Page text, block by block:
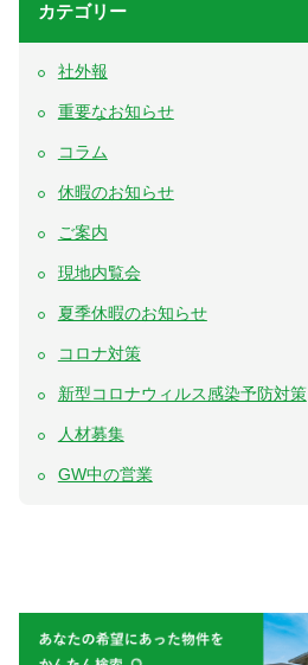
カテゴリー
社外報
重要なお知らせ
コラム
休暇のお知らせ
ご案内
現地内覧会
夏季休暇のお知らせ
コロナ対策
新型コロナウィルス感染予防対策
人材募集
GW中の営業